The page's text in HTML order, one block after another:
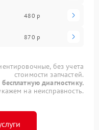
480 р
870 р
без учета
стоимости запчастей.
диагностику.
на неисправность.